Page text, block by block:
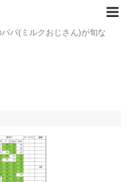
パ(ミルクおじさん)が旬な